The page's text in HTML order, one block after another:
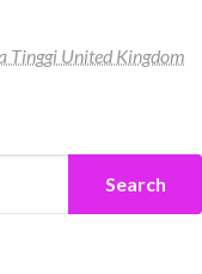
Tinggi United Kingdom
Search